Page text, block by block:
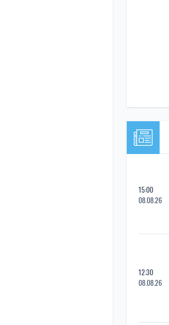
15:00
08.08.26
12:30
08.08.26